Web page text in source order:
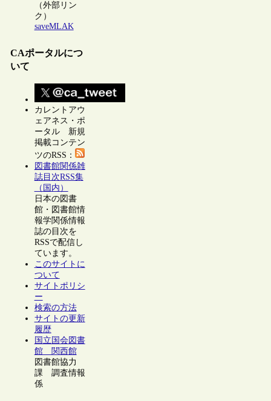
（外部リン
ク）
saveMLAK
CAポータルにつ
いて
カレントアウ
ェアネス・ポ
ータル 新規
掲載コンテン
ツのRSS：
図書館関係雑
誌目次RSS集
（国内）
日本の図書
館・図書館情
報学関係情報
誌の目次を
RSSで配信し
ています。
このサイトに
ついて
サイトポリシ
ー
検索の方法
サイトの更新
履歴
国立国会図書
館 関西館
図書館協力
課 調査情報
係